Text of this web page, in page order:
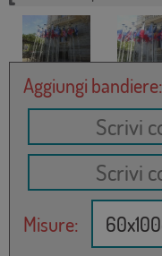
Aggiungi bandiere:
Misure: